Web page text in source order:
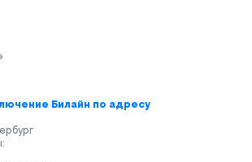
Билайн по адресу